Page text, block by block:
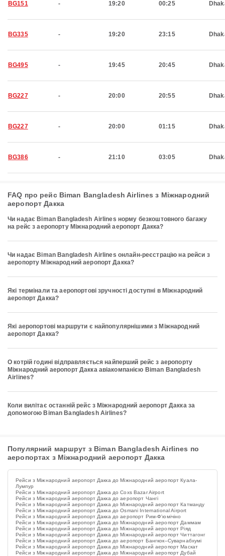
BG151 - 19:20 00:25
BG335 - 19:20 23:15
BG495 - 19:45 20:45
BG227 - 20:00 20:55
BG227 - 20:00 01:15
BG386 - 21:10 03:05
FAQ про рейс Biman Bangladesh Airlines з Міжнародний
аеропорт Дакка
Чи надає Biman Bangladesh Airlines норму безкоштовного багажу
на рейс з аеропорту Міжнародний аеропорт Дакка?
Чи надає Biman Bangladesh Airlines онлайн-реєстрацію на рейси з
аеропорту Міжнародний аеропорт Дакка?
Які термінали та аеропортові зручності доступні в Міжнародний
аеропорт Дакка?
Які аеропортові маршрути є найпопулярнішими з Міжнародний
аеропорт Дакка?
О котрій годині відправляється найперший рейс з аеропорту
Міжнародний аеропорт Дакка авіакомпанією Biman Bangladesh
Airlines?
Коли вилітає останній рейс з Міжнародний аеропорт Дакка за
допомогою Biman Bangladesh Airlines?
Популярний маршрут з Biman Bangladesh Airlines по
аеропортах з Міжнародний аеропорт Дакка
Рейси з Міжнародний аеропорт Дакка до Міжнародний аеропорт Куала-
Лумпур
Рейси з Міжнародний аеропорт Дакка до Coxs Bazar Airport
Рейси з Міжнародний аеропорт Дакка до аеропорт Чангі
Рейси з Міжнародний аеропорт Дакка до Міжнародний аеропорт Катманду
Рейси з Міжнародний аеропорт Дакка до Osmani International Airport
Рейси з Міжнародний аеропорт Дакка до аеропорт Рим-Ф'юмічіно
Рейси з Міжнародний аеропорт Дакка до Міжнародний аеропорт Даммам
Рейси з Міжнародний аеропорт Дакка до Міжнародний аеропорт Ріяд
Рейси з Міжнародний аеропорт Дакка до Міжнародний аеропорт Читтагонг
Рейси з Міжнародний аеропорт Дакка до аеропорт Бангкок–Суварнабхумі
Рейси з Міжнародний аеропорт Дакка до Міжнародний аеропорт Маскат
Рейси з Міжнародний аеропорт Дакка до Міжнародний аеропорт Дубай